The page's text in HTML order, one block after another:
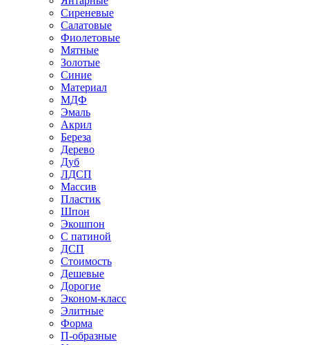
Сиреневые
Салатовые
Фиолетовые
Мятные
Золотые
Синие
Материал
МДФ
Эмаль
Акрил
Береза
Дерево
Дуб
ЛДСП
Массив
Пластик
Шпон
Экошпон
С патиной
ДСП
Стоимость
Дешевые
Дорогие
Эконом-класс
Элитные
Форма
П-образные